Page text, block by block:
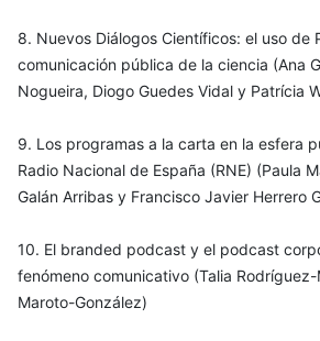
8. Nuevos Diálogos Científicos: el uso de
comunicación pública de la ciencia (Ana
Nogueira, Diogo Guedes Vidal y Patrícia
9. Los programas a la carta en la esfera
Radio Nacional de España (RNE) (Paula
Galán Arribas y Francisco Javier Herrero
10. El branded podcast y el podcast
fenómeno comunicativo (Talia
Maroto-González)